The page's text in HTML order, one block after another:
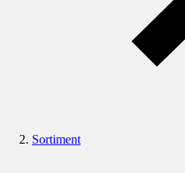
Sortiment